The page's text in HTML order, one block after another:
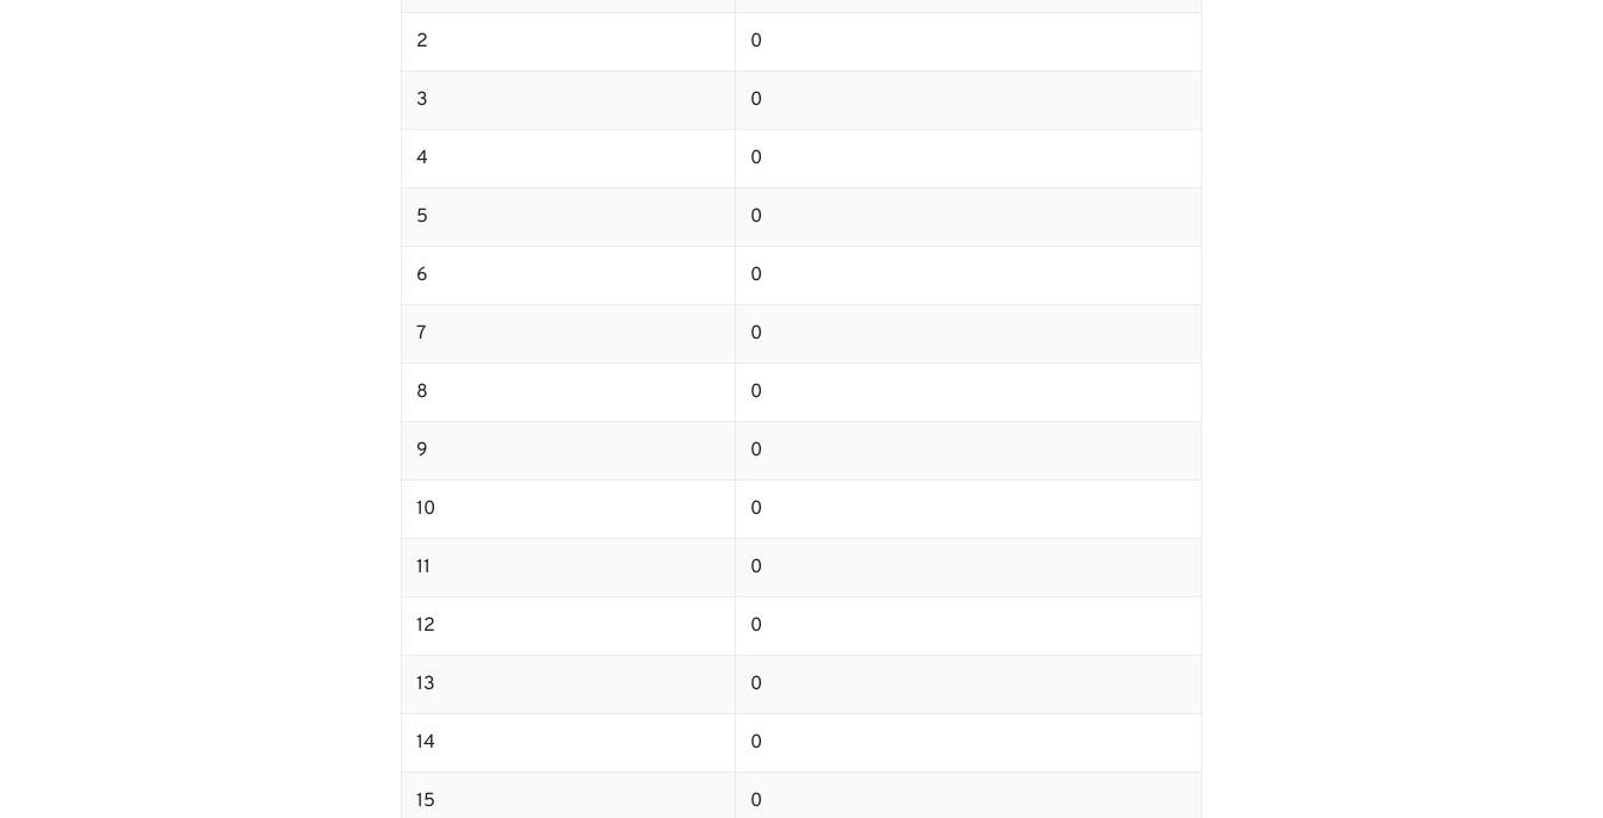
2 0
3 0
4 0
5 0
6 0
7 0
8 0
9 0
10 0
11 0
12 0
13 0
14 0
15 0